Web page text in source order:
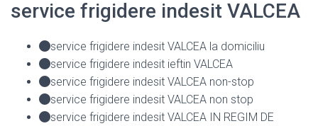
service frigidere indesit VALCEA
service frigidere indesit VALCEA la domiciliu
service frigidere indesit ieftin VALCEA
service frigidere indesit VALCEA non-stop
service frigidere indesit VALCEA non stop
service frigidere indesit VALCEA IN REGIM DE